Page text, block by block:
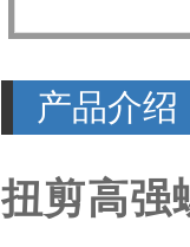
产品介绍
扭剪高强